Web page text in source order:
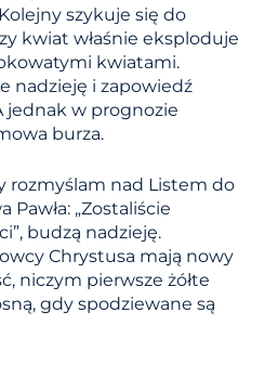
szykuje się do
kwiat właśnie eksploduje
kwiatami.
nadzieję i zapowiedź
jednak w prognozie
burza.
rozmyślam nad Listem do
Pawła: „Zostaliście
budzą nadzieję.
Chrystusa mają nowy
niczym pierwsze żółte
gdy spodziewane są